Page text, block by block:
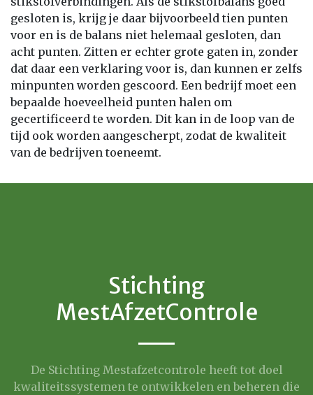
gesloten is, krijg je daar bijvoorbeeld tien punten
voor en is de balans niet helemaal gesloten, dan
acht punten. Zitten er echter grote gaten in, zonder
dat daar een verklaring voor is, dan kunnen er zelfs
minpunten worden gescoord. Een bedrijf moet een
bepaalde hoeveelheid punten halen om
gecertificeerd te worden. Dit kan in de loop van de
tijd ook worden aangescherpt, zodat de kwaliteit
van de bedrijven toeneemt.
Stichting
MestAfzetControle
De Stichting Mestafzetcontrole heeft tot doel
kwaliteitssystemen te ontwikkelen en beheren die